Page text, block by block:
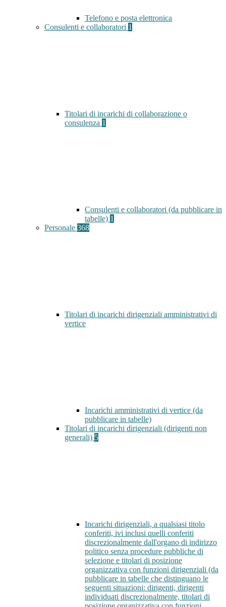
Telefono e posta elettronica
Consulenti e collaboratori 1
Titolari di incarichi di collaborazione o
consulenza 1
Consulenti e collaboratori (da pubblicare in
tabelle) 1
Personale 368
Titolari di incarichi dirigenziali amministrativi di
vertice
Incarichi amministrativi di vertice (da
pubblicare in tabelle)
Titolari di incarichi dirigenziali (dirigenti non
generali) 5
Incarichi dirigenziali, a qualsiasi titolo
conferiti, ivi inclusi quelli conferiti
discrezionalmente dall'organo di indirizzo
politico senza procedure pubbliche di
selezione e titolari di posizione
organizzativa con funzioni dirigenziali (da
pubblicare in tabelle che distinguano le
seguenti situazioni: dirigenti, dirigenti
individuati discrezionalmente, titolari di